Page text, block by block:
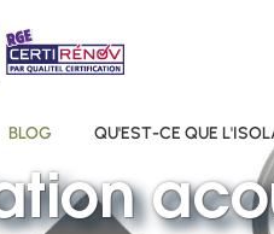
BLOG QU'EST-CE QUE